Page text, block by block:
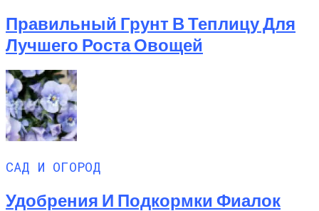
Правильный Грунт В Теплицу Для
Лучшего Роста Овощей
САД И ОГОРОД
Удобрения И Подкормки Фиалок